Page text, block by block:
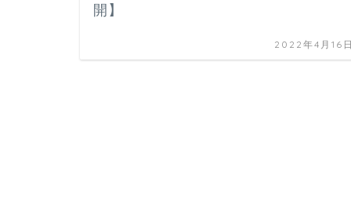
開】
2022年4月16